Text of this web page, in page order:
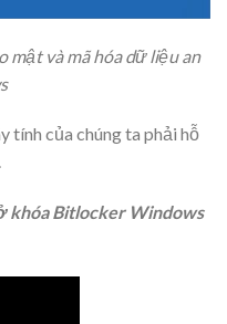
mật và mã hóa dữ liệu an
tính của chúng ta phải hỗ
khóa Bitlocker Windows